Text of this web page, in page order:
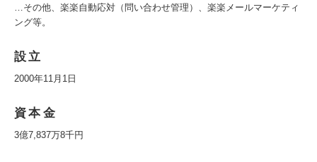
…その他、楽楽自動応対（問い合わせ管理）、楽楽メールマーケティ
ング等。
設立
2000年11月1日
資本金
3億7,837万8千円